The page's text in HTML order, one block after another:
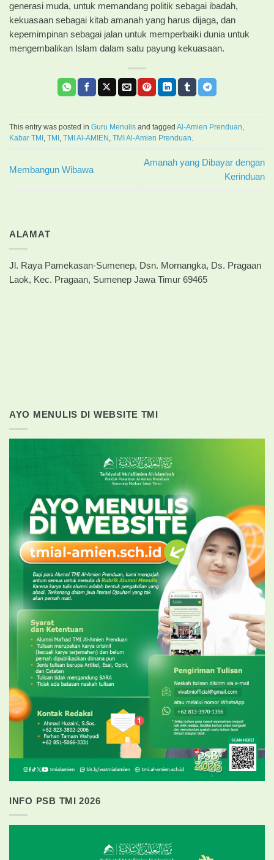
generasi muda, untuk memandang politik sebagai ibadah,
kekuasaan sebagai kitab amanah yang harus dijaga, dan
kepemimpinan sebagai jalan untuk memperbaiki dunia untuk
mengembalikan Islam dalam satu payung kekuasaan.
This entry was posted in Guru Menulis and tagged Al-Amien Prenduan
Kabar TMI TMI TMI Al-AMIEN TMI Al-Amien Prenduan
Membangun Wibawa
Amanah yang Dibayar dengan
Kerinduan
ALAMAT
Jl. Raya Pamekasan-Sumenep, Dsn. Mornangka, Ds. Pragaan
Laok, Kec. Pragaan, Sumenep Jawa Timur 69465
AYO MENULIS DI WEBSITE TMI
INFO PSB TMI 2026